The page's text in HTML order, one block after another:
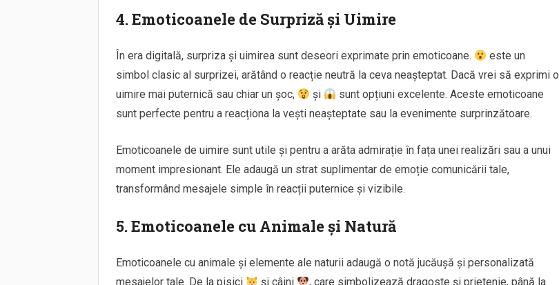
4. Emoticoanele de Surpriză și Uimire
În era digitală, surpriza și uimirea sunt deseori exprimate prin emoticoane.
este un
simbol clasic al surprizei, arătând o reacție neutră la ceva neașteptat. Dacă vrei să exprimi o
uimire mai puternică sau chiar un șoc,
și
sunt opțiuni excelente. Aceste emoticoane
sunt perfecte pentru a reacționa la vești neașteptate sau la evenimente surprinzătoare.
Emoticoanele de uimire sunt utile și pentru a arăta admirație în fața unei realizări sau a unui
moment impresionant. Ele adaugă un strat suplimentar de emoție comunicării tale,
transformând mesajele simple în reacții puternice și vizibile.
5. Emoticoanele cu Animale și Natură
Emoticoanele cu animale și elemente ale naturii adaugă o notă jucăușă și personalizată
mesajelor tale. De la pisici
și câini
, care simbolizează dragoste și prietenie, până la